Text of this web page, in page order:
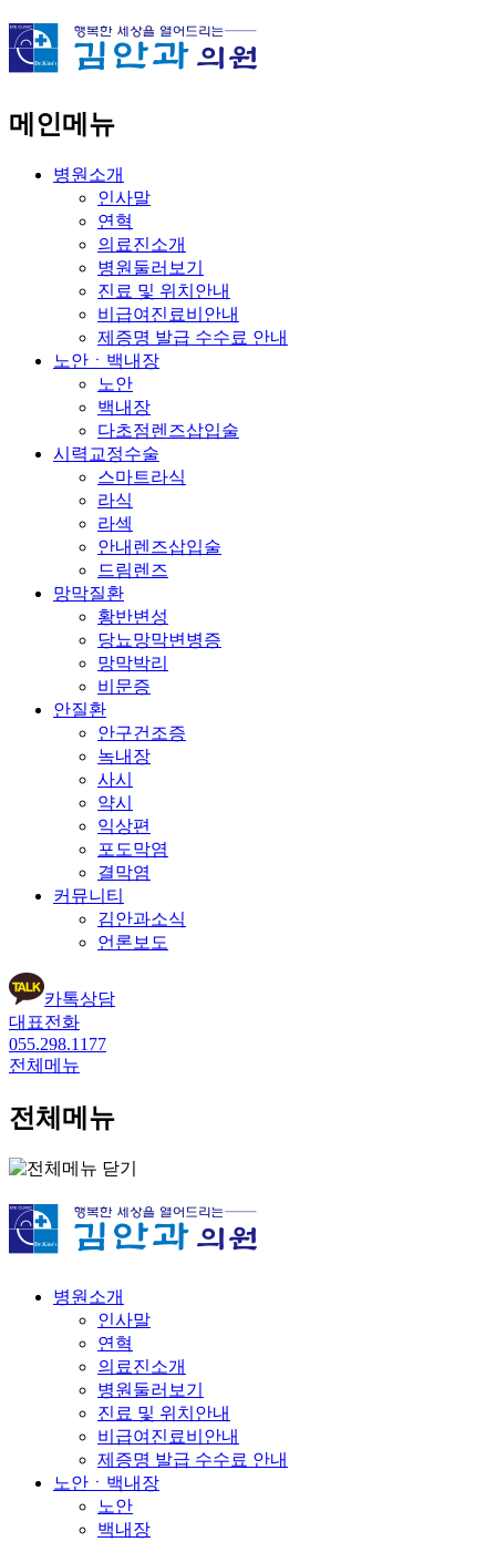
메인메뉴
병원소개
인사말
연혁
의료진소개
병원둘러보기
진료 및 위치안내
비급여진료비안내
제증명 발급 수수료 안내
노안ㆍ백내장
노안
백내장
다초점렌즈삽입술
시력교정수술
스마트라식
라식
라섹
안내렌즈삽입술
드림렌즈
망막질환
황반변성
당뇨망막변병증
망막박리
비문증
안질환
안구건조증
녹내장
사시
약시
익상편
포도막염
결막염
커뮤니티
김안과소식
언론보도
카톡상담
대표전화
055.298.1177
전체메뉴
전체메뉴
병원소개
인사말
연혁
의료진소개
병원둘러보기
진료 및 위치안내
비급여진료비안내
제증명 발급 수수료 안내
노안ㆍ백내장
노안
백내장